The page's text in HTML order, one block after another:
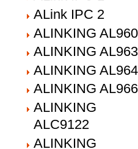
ALink IPC 2
ALINKING
ALINKING
ALINKING
ALINKING
ALINKING
ALC9122
ALINKING